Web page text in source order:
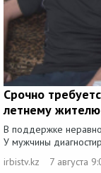
Срочно
летнему
В поддержке
У мужчины
irbistv.kz
7 августа